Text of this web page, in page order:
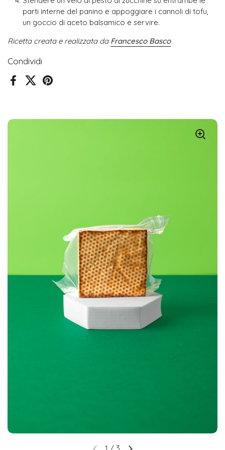
Condividi
Facebook
X (Twitter)Pinterest
parti interne del panino e appoggiare i cannoli di tofu,
un goccio di aceto balsamico e servire.
Ricetta creata e realizzata da Francesco Basco